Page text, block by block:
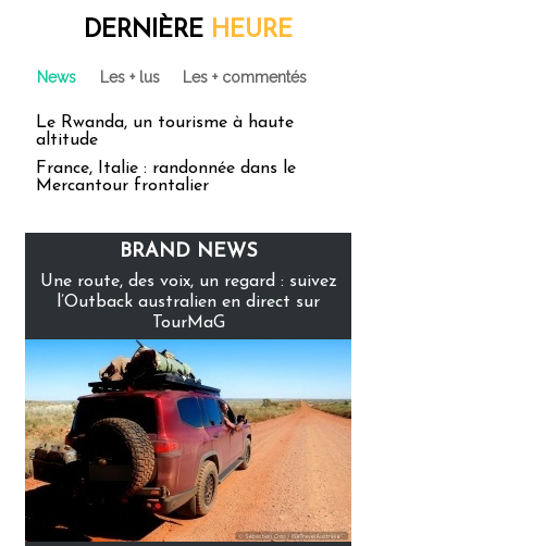
DERNIÈRE HEURE
News Les + lus Les + commentés
Le Rwanda, un tourisme à haute
altitude
France, Italie : randonnée dans le
Mercantour frontalier
BRAND NEWS
Une route, des voix, un regard : suivez
l’Outback australien en direct sur
TourMaG